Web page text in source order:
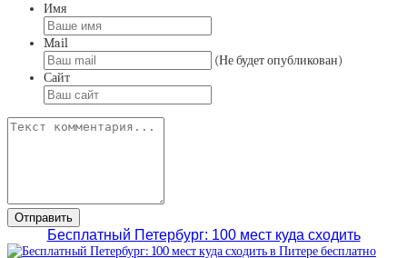
Имя
Mail
(Не будет опубликован)
Сайт
Бесплатный Петербург: 100 мест куда сходить